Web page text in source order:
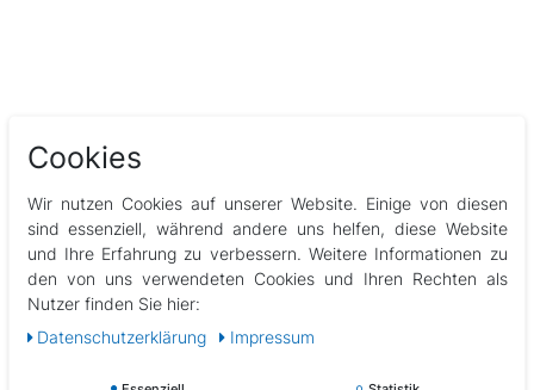
Beschreibung
Technische Daten
Weitere Details
Cookies
Wir nutzen Cookies auf unserer Website. Einige von diesen
sind essenziell, während andere uns helfen, diese Website
und Ihre Erfahrung zu verbessern. Weitere Informationen zu
den von uns verwendeten Cookies und Ihren Rechten als
Nutzer finden Sie hier:
Daten­schutz­erklärung
Impressum